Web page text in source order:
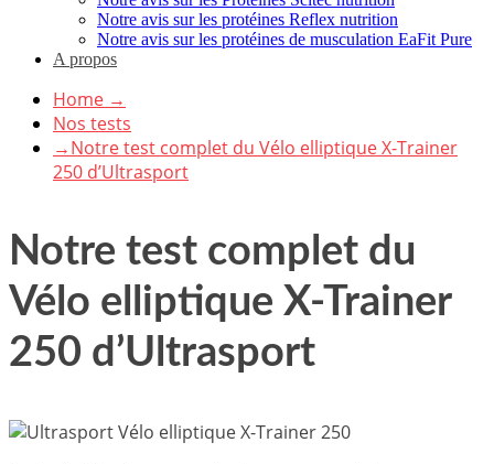
Notre avis sur les protéines Reflex nutrition
Notre avis sur les protéines de musculation EaFit Pure
A propos
Home →
Nos tests
→Notre test complet du Vélo elliptique X-Trainer
250 d’Ultrasport
Notre test complet du
Vélo elliptique X-Trainer
250 d’Ultrasport